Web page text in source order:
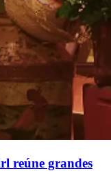
reúne grandes